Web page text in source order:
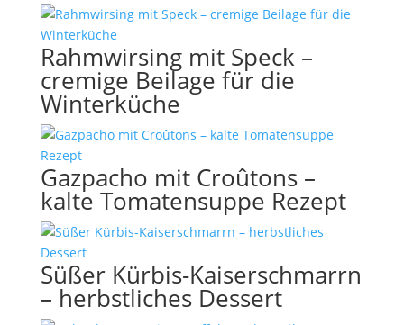
Rahmwirsing mit Speck –
cremige Beilage für die
Winterküche
Gazpacho mit Croûtons –
kalte Tomatensuppe Rezept
Süßer Kürbis-Kaiserschmarrn
– herbstliches Dessert